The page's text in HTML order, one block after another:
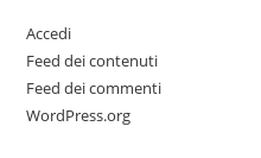
Accedi
Feed dei contenuti
Feed dei commenti
WordPress.org